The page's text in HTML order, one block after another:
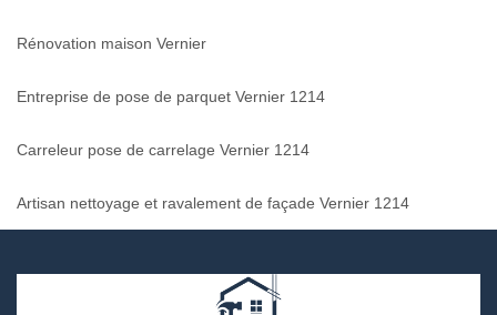
Rénovation maison Vernier
Entreprise de pose de parquet Vernier 1214
Carreleur pose de carrelage Vernier 1214
Artisan nettoyage et ravalement de façade Vernier 1214